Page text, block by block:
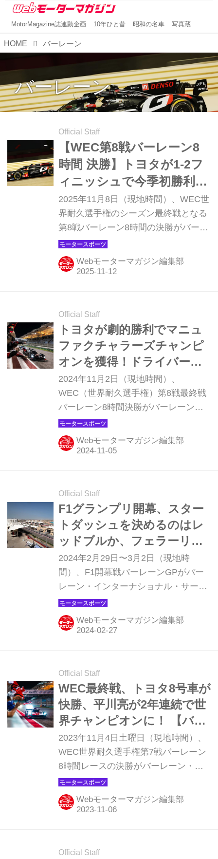
MotorMagazine誌連動企画 10年ひと昔 昭和の名車 写真蔵
HOME バーレーン
バーレーン
Official Staff
【WEC第8戦バーレーン8
時間 決勝】トヨタが1-2フ
ィニッシュで今季初勝利を
マーク、フェラーリがダブ
ルタイトル獲得
2025年11月8日（現地時間）、WEC世
界耐久選手権のシーズン最終戦となる
第8戦バーレーン8時間の決勝がバーレ
ーン・インターナショナル・サーキッ
トで行われ、小林可夢偉／マイク・コ
ンウェイニック・デ・フリース組の7
レンドン・ハートレー／平川亮組の8
号車トヨタGR010ハイブリッドが入
り、トヨタは今シーズン初の表彰台を
1-2フィッシュという完璧な形で締め
くくった。 トヨタはマニュファクチャ
ラーズ部門2位に浮上 ポールポジショ
ンのトヨタ7号車、2番手グリッドの8
号車は、そのポジションを守りながら
後続との差を広げて序盤からレ...
Webモーターマガジン編集部
Official Staff
トヨタが劇的勝利でマニュ
ファクチャラーズチャンピ
オンを獲得！ドライバーズ
タイトルは6号車ポルシェに
【WEC最終戦バーレーン8時
間】
2024年11月2日（現地時間）、
WEC（世界耐久選手権）第8戦最終戦
バーレーン8時間決勝がバーレーン・
インターナショナル・サーキットで行
われ、トヨタ8号車が多くの困難に見
舞われた波乱のレースを乗り越えて劇
ズチャンピオンを獲得した。ドライバ
ーズチャンピオンには6号車ポルシェ
のケビン・エストレ／アンドレ・ロッ
テラー／ローレンス・バンスールが輝
いた。
Webモーターマガジン編集部
Official Staff
F1グランプリ開幕、スター
トダッシュを決めるのはレ
ッドブルか、フェラーリか
【バーレーンGPプレビュ
ー】
2024年2月29日〜3月2日（現地時
間）、F1開幕戦バーレーンGPがバー
レーン・インターナショナル・サーキ
ット（サヒール・サーキット）で行わ
れる。決勝は土曜日の開催となる。直
前に行われたプレシーズンテストで
ていることが判明し注目を集めたが、
ロングランでも好タイムをマーク。ラ
ップタイムではフェラーリのカルロ
ス・サインツ、シャルル・ルクレール
が全体をリードした。さて、開幕戦で
はどんな戦いが繰り広げられるのだろ
うか。
Webモーターマガジン編集部
Official Staff
WEC最終戦、トヨタ8号車が
快勝、平川亮が2年連続で世
界チャンピオンに！ 【バー
レーン8時間決勝】
2023年11月4日土曜日（現地時間）、
WEC世界耐久選手権第7戦バーレーン
8時間レースの決勝がバーレーン・イ
ンターナショナル・サーキットで行わ
れ、トヨタ8号車（セバスチャン・ブ
エミ／ブレンドン・ハートレー／平川
た。トヨタ7号車（小林可夢偉、マイ
Webモーターマガジン編集部
Official Staff